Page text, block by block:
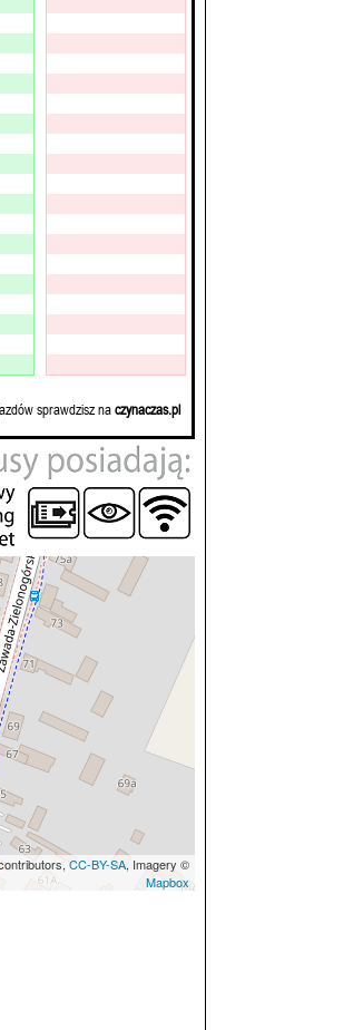
sprawdzisz naczynaczas.pl
CC-BY-SA, Imagery ©
Mapbox